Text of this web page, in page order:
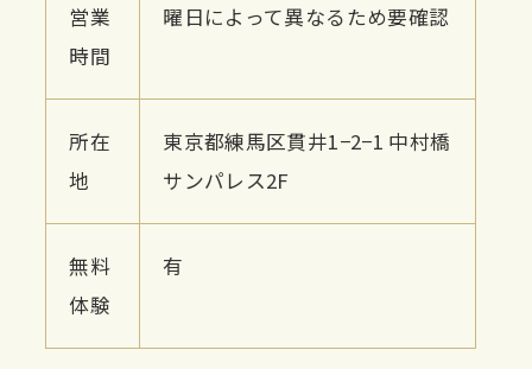
営業
時間
曜日によって異なるため要確認
所在
地
東京都練馬区貫井1−2−1 中村橋
サンパレス2F
無料
体験
有